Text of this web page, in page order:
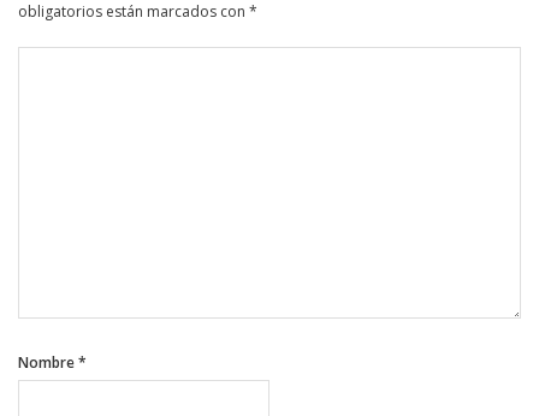
obligatorios están marcados con *
Nombre*